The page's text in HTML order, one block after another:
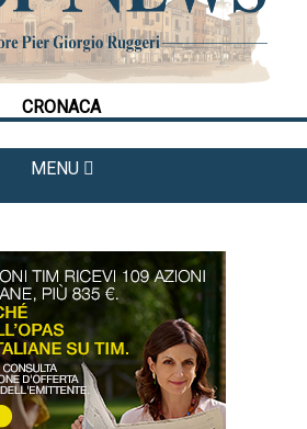
CRONACA
MENU
POLITICA
LA FOTO
METEO
CULTURA
DAL TERRITORIO
OROSCOPO
LA PIAZZA
ANIMALI
OCCHIO ALLA TRUFFA